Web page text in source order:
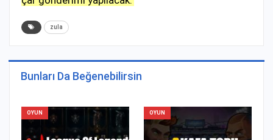
zula
Bunları Da Beğenebilirsin
OYUN OYUN